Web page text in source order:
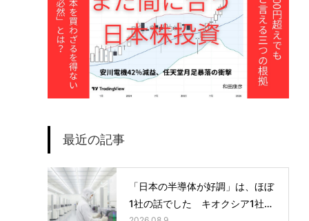
最近の記事
「日本の半導体が好調」は、ほぼ
1社の話でした キオクシア1社の